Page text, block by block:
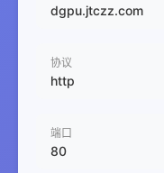
dgpu.jtczz.com
协议
http
端口
80